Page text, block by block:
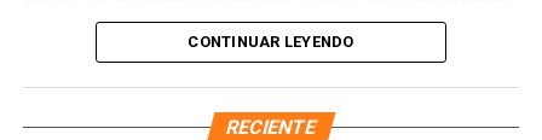
cada intento de reacción y cerrando líneas para impedir
avances peligrosos.CONTINUAR LEYENDO
RECIENTE